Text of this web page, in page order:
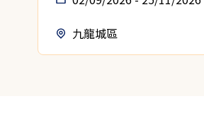
九龍城區